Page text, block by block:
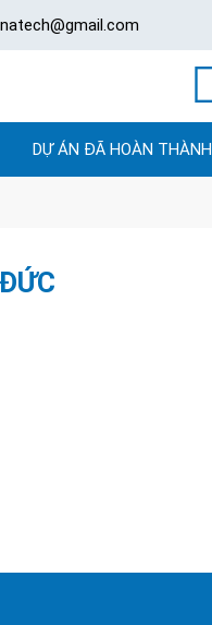
DỰ ÁN ĐÃ HOÀN THÀNH